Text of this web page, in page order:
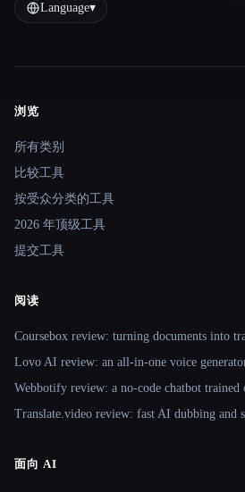
Language▾
Site navigation
浏览
所有类别
比较工具
按受众分类的工具
2026 年顶级工具
提交工具
阅读
Coursebox review: turning documents into
Lovo AI review: an all-in-one voice
Webbotify review: a no-code chatbot trained
Translate.video review: fast AI dubbing and
面向 AI